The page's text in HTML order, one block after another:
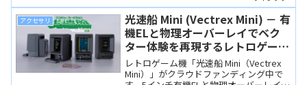
とパススルー充電に対応。キックスタン
ドを内蔵し、外出先や在宅勤務のサブモ
ニターとして使いやすい製品です。
アクセサリ
光速船 Mini (Vectrex Mini) － 有
機ELと物理オーバーレイでベク
ター体験を再現するレトロゲーム
機
レトロゲーム機「光速船 Mini（Vectrex
Mini）」がクラウドファンディング中で